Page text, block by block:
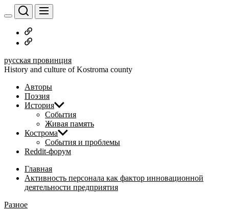
Перейти
к
содержимому
Русское
дворянство
Наши
русская провинция
History and culture of Kostroma county
Авторы
Поэзия
История
События
Живая память
Кострома
События и проблемы
Reddit-форум
Главная
Активность персонала как фактор инновационной
деятельности предприятия
Разное